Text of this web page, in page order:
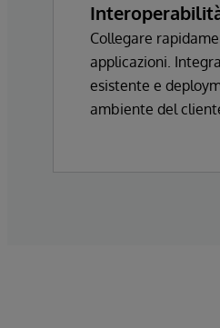
Collegare
applicazioni.
esistente e
ambiente del